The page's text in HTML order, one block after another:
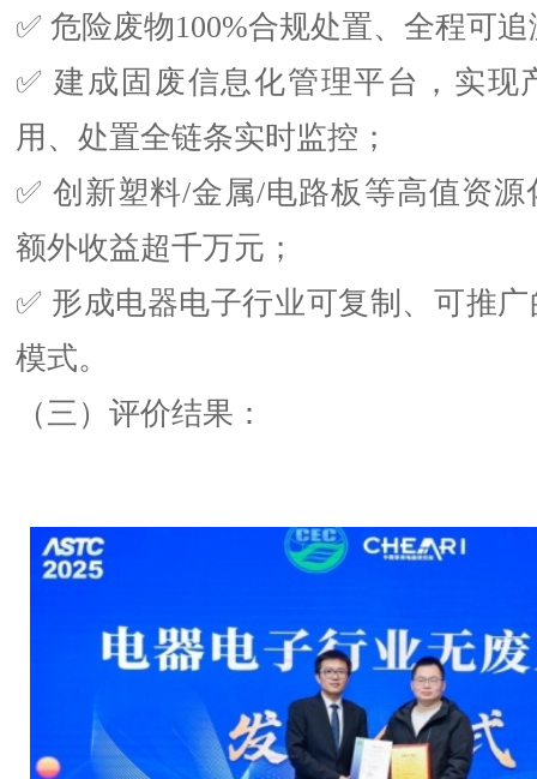
✅ 危险废物100%合规处置、全程可
✅ 建成固废信息化管理平台，实现
用、处置全链条实时监控；
✅ 创新塑料/金属/电路板等高值资
额外收益超千万元；
✅ 形成电器电子行业可复制、可推
模式。
（三）评价结果：